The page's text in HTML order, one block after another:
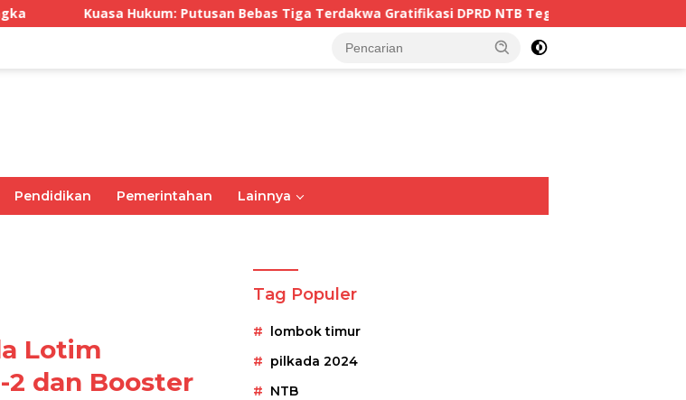
Putusan Bebas Tiga Terdakwa Gratifikasi DPRD NTB Tegaskan Keadilan Berdasarkan Fakta
Pendidikan Pemerintahan Lainnya
Lotim
2 dan Booster
Tag Populer
lombok timur
pilkada 2024
NTB